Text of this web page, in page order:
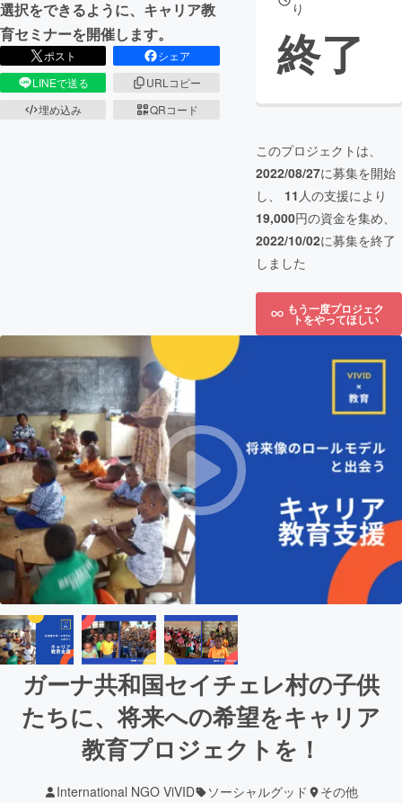
選択をできるように、キャリア教
育セミナーを開催します。
ポスト
シェア
LINEで送る
URLコピー
埋め込み
QRコード
り
終了
このプロジェクトは、
2022/08/27に募集を開始
し、 11 人の支援により
19,000円の資金を集め、
2022/10/02に募集を終了
しました
もう一度プロジェク
トをやってほしい
ガーナ共和国セイチェレ村の子供
たちに、将来への希望をキャリア
教育プロジェクトを！
International NGO ViVID ソーシャルグッド その他